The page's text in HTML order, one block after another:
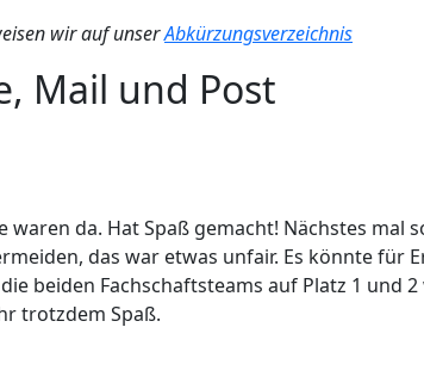
wir auf unserAbkürzungsverzeichnis
Mail und Post
waren da. Hat Spaß gemacht! Nächstes mal
das war etwas unfair. Es könnte für
beiden Fachschaftsteams auf Platz 1 und
trotzdem Spaß.